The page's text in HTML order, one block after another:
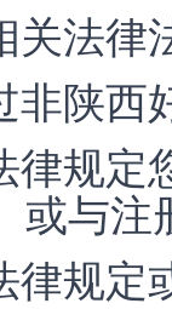
关法律
非陕西
律规定
或与注
律规定